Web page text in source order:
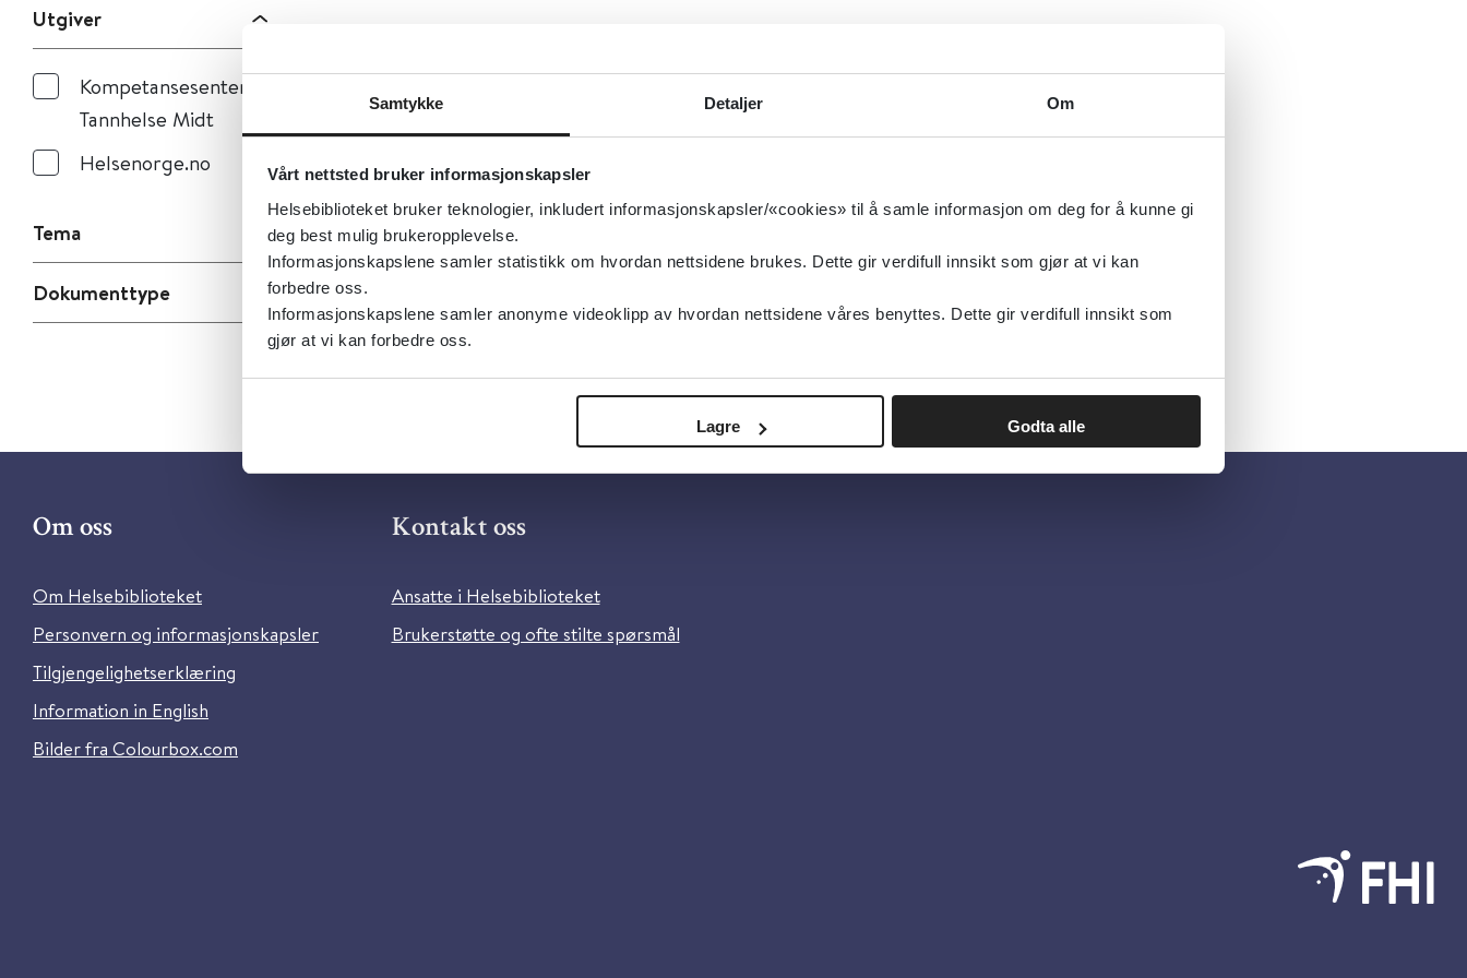
Samtykke Detaljer Om
Vårt nettsted bruker informasjonskapsler
Helsebiblioteket bruker teknologier, inkludert informasjonskapsler/«cookies» til å samle informasjon om deg for å kunne gi
deg best mulig brukeropplevelse.
Informasjonskapslene samler statistikk om hvordan nettsidene brukes. Dette gir verdifull innsikt som gjør at vi kan
forbedre oss.
Informasjonskapslene samler anonyme videoklipp av hvordan nettsidene våres benyttes. Dette gir verdifull innsikt som
gjør at vi kan forbedre oss.
Lagre Godta alle
Utgiver
Kompetansesenteret
Tannhelse Midt
Helsenorge.no
Tema
Dokumenttype
Om oss
Om Helsebiblioteket
Personvern og informasjonskapsler
Tilgjengelighetserklæring
Information in English
Bilder fra Colourbox.com
Kontakt oss
Ansatte i Helsebiblioteket
Brukerstøtte og ofte stilte spørsmål